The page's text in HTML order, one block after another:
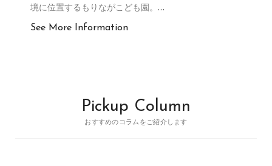
境に位置するもりながこども園。 …
See More Information
Pickup Column
おすすめのコラムをご紹介します